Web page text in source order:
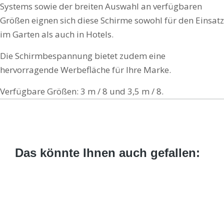
Systems sowie der breiten Auswahl an verfügbaren
Größen eignen sich diese Schirme sowohl für den Einsatz
im Garten als auch in Hotels.
Die Schirmbespannung bietet zudem eine
hervorragende Werbefläche für Ihre Marke.
Verfügbare Größen: 3 m / 8 und 3,5 m / 8.
Das könnte Ihnen auch gefallen: